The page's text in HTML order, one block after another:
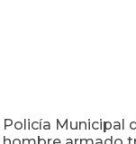
Policía Municipal